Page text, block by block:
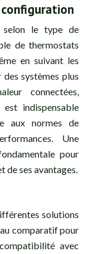
selon le type de
de thermostats
en suivant les
systèmes plus
connectées,
est indispensable
aux normes de
Une
pour
de ses avantages.
solutions
comparatif pour
avec